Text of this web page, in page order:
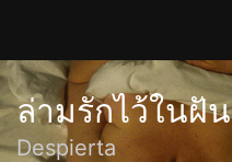
ล่ามรักไว้ในฝัน
Despierta